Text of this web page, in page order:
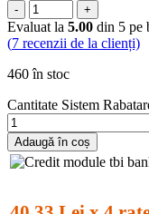
- +
Evaluat la 5.00 din 5 pe
(7 recenzii de la clienți)
460 în stoc
Cantitate Sistem
Adaugă în coș